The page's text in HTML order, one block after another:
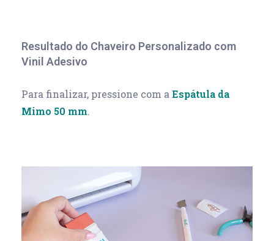
Resultado do Chaveiro Personalizado com
Vinil Adesivo
Para finalizar, pressione com a Espátula da
Mimo 50 mm.